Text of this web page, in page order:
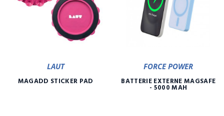
LAUT
MAGADD STICKER PAD
FORCE POWER
BATTERIE EXTERNE MAGSAFE
- 5000 MAH